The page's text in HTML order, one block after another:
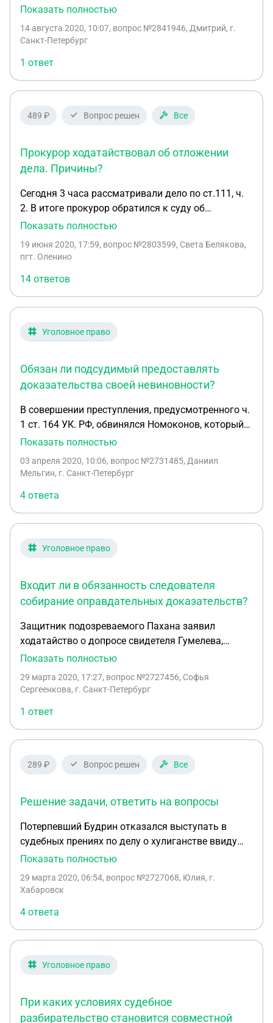
ходатайствовать к Горсуду о частном
апелляции со стороны обвинения), и какие
ходатайстве? Я понимаю, что вопрос выглядит
очень общим, тем не менее хотелось услышать
основные аспекты, на что стоит сделать основной
упор, какие правовые аргументы лучше работают,
при каких условиях в целом, есть смысл
Показать полностью
14 августа 2020, 10:07, вопрос №2841946, Дмитрий, г.
Санкт-Петербург
1 ответ
489 ₽ Вопрос решен Все
Прокурор ходатайствовал об отложении
дела. Причины?
Сегодня 3 часа рассматривали дело по ст.111, ч.
2. В итоге прокурор обратился к суду об
отложении дела. Суд перенесли на полтора
реальные причины, что это может означать для
подсудимого. Половину не расслышала,
остальное не поняла. Это плохо или хорошо для
подсудимого. Только заранее прошу не
копировать и цитироватьст. 169 ГПК РФ. Все это
Показать полностью
19 июня 2020, 17:59, вопрос №2803599, Света Белякова,
пгт. Оленино
14 ответов
Уголовное право
Обязан ли подсудимый предоставлять
доказательства своей невиновности?
В совершении преступления, предусмотренного ч.
1 ст. 164 УК. РФ, обвинялся Номоконов, который
отрицал свою причастность в совершении. На
совершал, поскольку находился в это время в
не мог. Во время судебного заседания
государственный обвинитель заявил, что сторона
защиты не представила доказательств алиби
подсудимого.
Показать полностью
03 апреля 2020, 10:06, вопрос №2731485, Даниил
Мельгин, г. Санкт-Петербург
4 ответа
Уголовное право
Входит ли в обязанность следователя
собирание оправдательных доказательств?
Защитник подозреваемого Пахана заявил
ходатайство о допросе свидетеля Гумелева,
который, с его слов, может подтвердить алиби
удовлетворении данного ходатайства на том
участником уголовного судопроизводства со
стороны обвинения и поэтому собирать
доказательства, оправдывающие Пахана, не
обязанность следователя собирание
ответ.
Показать полностью
29 марта 2020, 17:27, вопрос №2727456, Софья
Сергеенкова, г. Санкт-Петербург
1 ответ
289 ₽ Вопрос решен Все
Решение задачи, ответить на вопросы
Потерпевший Будрин отказался выступать в
судебных прениях по делу о хулиганстве ввиду
ясности, по его мнению, обстоятельств дела.
подсудимого он попросил судью все же
защитнику, который, по его мнению, приписал
потерпевшему неблаговидные поступки, которых
он в действительности не совершал. Защитник
возражал против предоставления потерпевшему
права выступления в прениях. Какое решение
ходатайству? Какова структура судебных прений?
Показать полностью
29 марта 2020, 06:54, вопрос №2727068, Юлия, г.
Хабаровск
4 ответа
Уголовное право
При каких условиях судебное
разбирательство становится совместной